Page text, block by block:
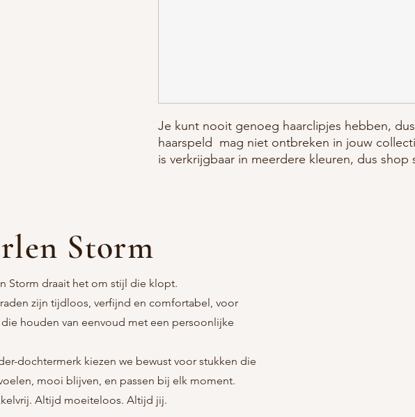
Je kunt nooit genoeg haarclipjes hebben,
haarspeld mag niet ontbreken in jouw
is verkrijgbaar in meerdere kleuren, dus shop
Storm
Storm draait het om stijl die klopt.
zijn tijdloos, verfijnd en comfortabel, voor
houden van eenvoud met een persoonlijke
dochtermerk kiezen we bewust voor stukken die
mooi blijven, en passen bij elk moment.
Altijd moeiteloos. Altijd jij.